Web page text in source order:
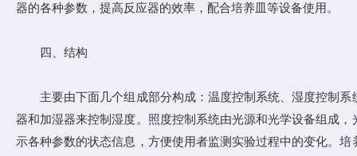
器的各种参数，提高反应器的效率，配合培养皿等设备使用。
四、结构
主要由下面几个组成部分构成：温度控制系统、湿度控制系
器和加湿器来控制湿度。照度控制系统由光源和光学设备组成
示各种参数的状态信息，方便使用者监测实验过程中的变化。